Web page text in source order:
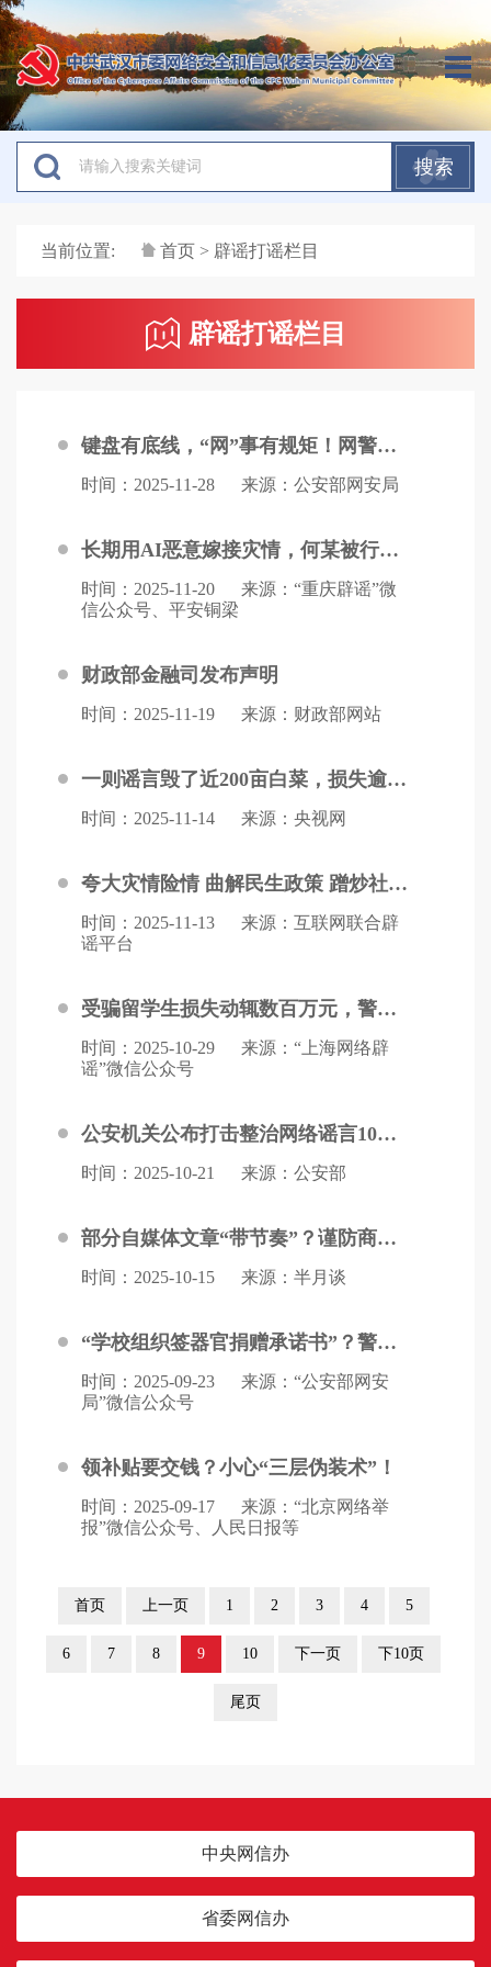
搜索
当前位置: 首页 > 辟谣打谣栏目
辟谣打谣栏目
键盘有底线，“网”事有规矩！网警依法查处编造“民宿出现不明感染源”谣言者
时间：2025-11-28 来源：公安部网安局
长期用AI恶意嫁接灾情，何某被行拘！
时间：2025-11-20
来源：“重庆辟谣”微
信公众号、平安铜梁
财政部金融司发布声明
时间：2025-11-19 来源：财政部网站
一则谣言毁了近200亩白菜，损失逾百万！责任谁担？
时间：2025-11-14 来源：央视网
夸大灾情险情 曲解民生政策 蹭炒社会热点 网信、公安协同联动 全力整治谣言乱象
时间：2025-11-13
来源：互联网联合辟
谣平台
受骗留学生损失动辄数百万元，警方揭露→
时间：2025-10-29
来源：“上海网络辟
谣”微信公众号
公安机关公布打击整治网络谣言10起典型案例
时间：2025-10-21 来源：公安部
部分自媒体文章“带节奏”？谨防商业营销抹黑医保
时间：2025-10-15 来源：半月谈
“学校组织签器官捐赠承诺书”？警方公布→
时间：2025-09-23
来源：“公安部网安
局”微信公众号
领补贴要交钱？小心“三层伪装术”！
时间：2025-09-17
来源：“北京网络举
报”微信公众号、人民日报等
首页 上一页 1 2 3 4 5
6 7 8 9 10 下一页 下10页
尾页
中央网信办
省委网信办